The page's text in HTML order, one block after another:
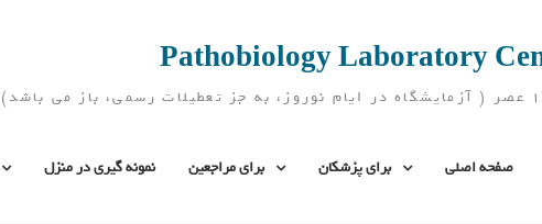
صفحه اصلی برای پزشکان برای مراجعین نمونه گیری در منزل